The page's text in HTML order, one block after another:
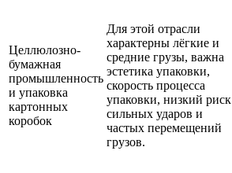
Целлюлозно-
бумажная
промышленность
и упаковка
картонных
коробок
Для этой отрасли
характерны лёгкие и
средние грузы, важна
эстетика упаковки,
скорость процесса
упаковки, низкий риск
сильных ударов и
частых перемещений
грузов.